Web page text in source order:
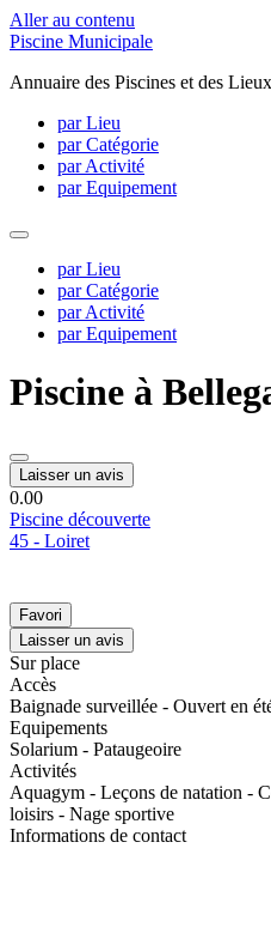
Aller au contenu
Piscine Municipale
Annuaire des Piscines et des
par Lieu
par Catégorie
par Activité
par Equipement
par Lieu
par Catégorie
par Activité
par Equipement
Piscine à
Laisser un avis
0.00
Piscine découverte
45 - Loiret
Favori
Laisser un avis
Sur place
Accès
Baignade surveillée - Ouvert en
Equipements
Solarium - Pataugeoire
Activités
Aquagym - Leçons de natation -
loisirs - Nage sportive
Informations de contact